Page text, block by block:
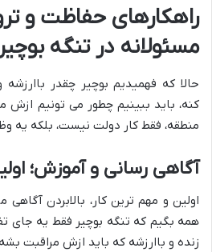
راهکارهای حفاظت و
مسئولانه در تنگه
حالا که فهمیدیم بوچیر چقدر
کنه، باید ببینیم چطور می تونیم ازش
منطقه، فقط کار دولت نیست، بلکه یه
آگاهی رسانی و آموزش؛
اولین و مهم ترین کار، بالابردن
همه بگیم که تنگه بوچیر فقط یه جای
زنده و باارزشه که باید ازش مراقبت